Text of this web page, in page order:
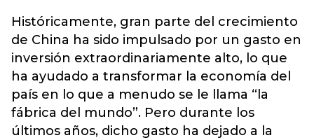
Históricamente, gran parte del crecimiento
de China ha sido impulsado por un gasto en
inversión extraordinariamente alto, lo que
ha ayudado a transformar la economía del
país en lo que a menudo se le llama “la
fábrica del mundo”. Pero durante los
últimos años, dicho gasto ha dejado a la